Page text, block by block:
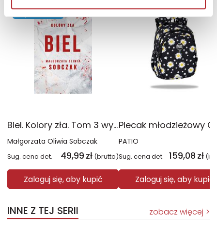
Biel. Kolory zła. Tom 3 wyd. 2025
Małgorzata Oliwia Sobczak
Sug. cena det. 49,99 zł (brutto)
Zaloguj się, aby kupić
PATIO
Sug. cena det. 159,08 zł
Zaloguj się, aby kupić
INNE Z TEJ SERII zobacz więcej